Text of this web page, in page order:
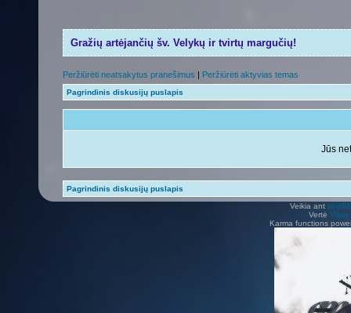
Gražių artėjančių šv. Velykų ir tvirtų margučių!
Peržiūrėti neatsakytus pranešimus | Peržiūrėti aktyvias temas
Pagrindinis diskusijų puslapis
Jūs
Pagrindinis diskusijų puslapis
Veikia ant
Vertė Vilius
Karma functions